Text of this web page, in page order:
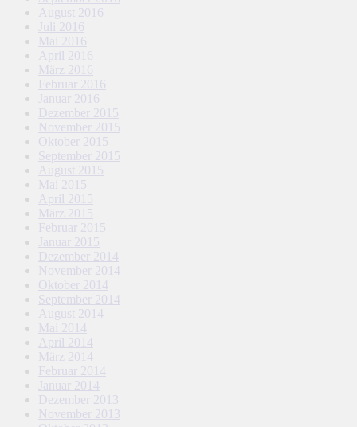
August 2016
Juli 2016
Mai 2016
April 2016
März 2016
Februar 2016
Januar 2016
Dezember 2015
November 2015
Oktober 2015
September 2015
August 2015
Mai 2015
April 2015
März 2015
Februar 2015
Januar 2015
Dezember 2014
November 2014
Oktober 2014
September 2014
August 2014
Mai 2014
April 2014
März 2014
Februar 2014
Januar 2014
Dezember 2013
November 2013